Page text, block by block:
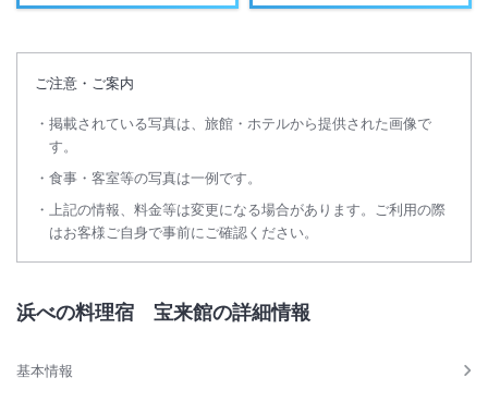
ご注意・ご案内
掲載されている写真は、旅館・ホテルから提供された画像で
す。
食事・客室等の写真は一例です。
上記の情報、料金等は変更になる場合があります。ご利用の際
はお客様ご自身で事前にご確認ください。
浜べの料理宿 宝来館の詳細情報
基本情報